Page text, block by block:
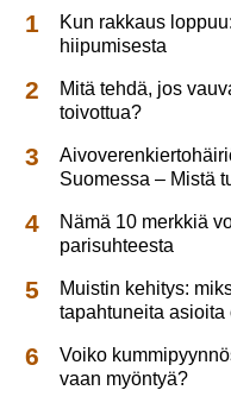
Kun rakkaus
hiipumisesta
Mitä tehdä, jos
toivottua?
Suomessa – Mistä
Nämä 10 merkkiä
parisuhteesta
Muistin kehitys:
tapahtuneita
Voiko
vaan myöntyä?